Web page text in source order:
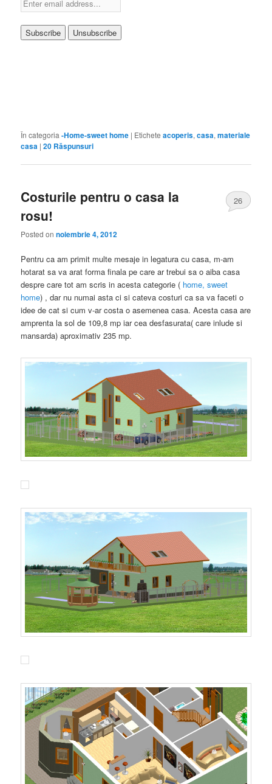
În categoria -Home-sweet home | Etichete acoperis,casa,materiale
casa |20 Răspunsuri
Costurile pentru o casa la
rosu!
Posted onnoiembrie 4, 2012
26
Pentru ca am primit multe mesaje in legatura cu casa, m-am
hotarat sa va arat forma finala pe care ar trebui sa o aiba casa
despre care tot am scris in acesta categorie ( home, sweet
home) , dar nu numai asta ci si cateva costuri ca sa va faceti o
idee de cat si cum v-ar costa o asemenea casa. Acesta casa are
amprenta la sol de 109,8 mp iar cea desfasurata( care inlude si
mansarda) aproximativ 235 mp.